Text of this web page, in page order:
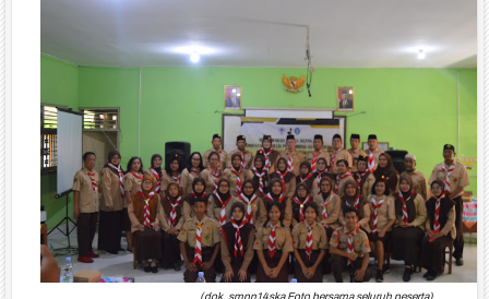
(dok. smpn14ska Foto bersama seluruh peserta)